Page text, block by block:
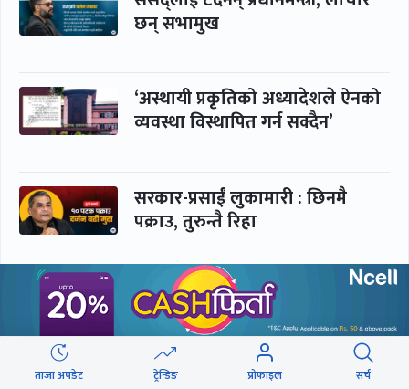
छन् सभामुख
‘अस्थायी प्रकृतिको अध्यादेशले ऐनको
व्यवस्था विस्थापित गर्न सक्दैन’
सरकार-प्रसाईं लुकामारी : छिनमै
पक्राउ, तुरुन्तै रिहा
‘कामचलाउ’ नेतृत्वले थलियो स्वास्थ्य
क्षेत्र
ताजा अपडेट ट्रेन्डिङ प्रोफाइल सर्च